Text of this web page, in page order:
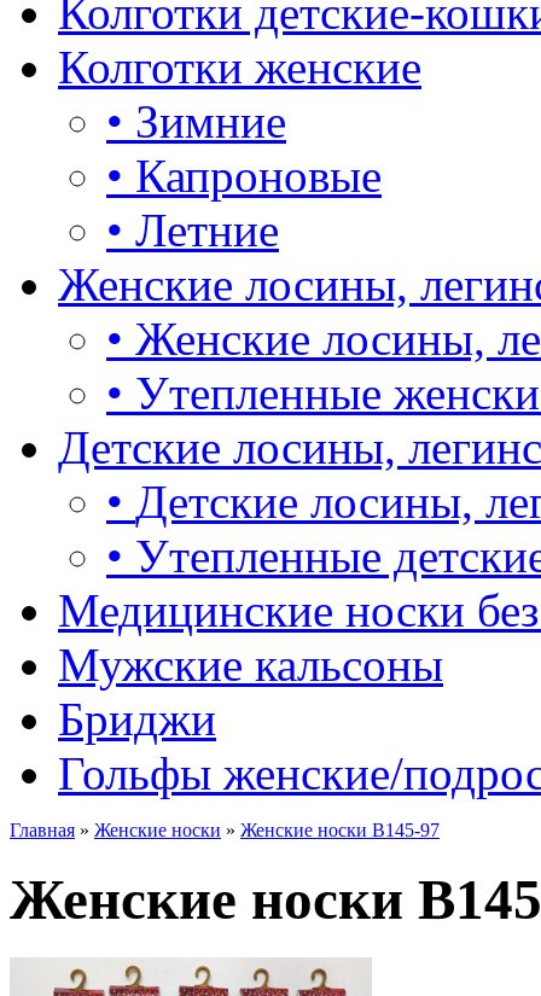
Колготки детские-
Колготки женские
• Зимние
• Капроновые
• Летние
Женские лосины,
• Женские лосины,
• Утепленные
Детские лосины,
• Детские лосины,
• Утепленные
Медицинские носки
Мужские кальсоны
Бриджи
Гольфы женские/
Главная » Женские носки » Женские носки B145-97
Женские носки